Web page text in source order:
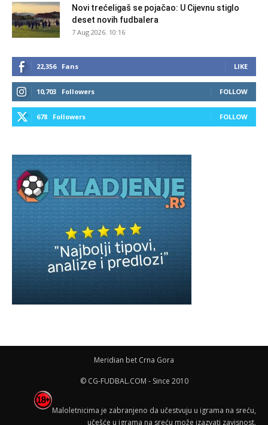
Novi trećeligaš se pojačao: U Cijevnu stiglo
deset novih fudbalera
7 Aug 2026. 10:16
22,356 Fans LIKE
10,703 Followers FOLLOW
678 Followers FOLLOW
Meridian bet Crna Gora
© CG-FUDBAL.COM - Since 2010
Maloletnicima je zabranjeno da učestvuju u igrama na sreću,
učešće u igrama na sreću može izazvati zavisnost.